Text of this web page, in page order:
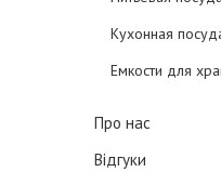
Кухонная
Емкости для
Про нас
Відгуки